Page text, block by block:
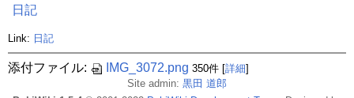
日記
Link: 日記
添付ファイル: IMG_3072.png 350件 [詳細]
Site admin: 黒田 道郎